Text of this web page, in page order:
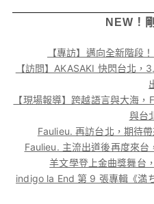
NEW！
【專訪】邁向全新階段
【訪問】AKASAKI 快閃台北
【現場報導】跨越語言與大海
與台
Faulieu. 再訪台北，期待
Faulieu. 主流出道後再度來台
羊文學登上金曲獎舞台
indigo la End 第 9 張專輯《満